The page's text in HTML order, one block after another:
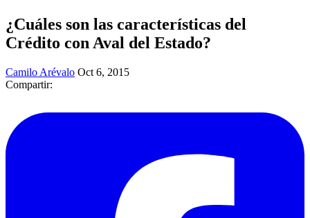
¿Cuáles son las características del
Crédito con Aval del Estado?
Camilo Arévalo Oct 6, 2015
Compartir: